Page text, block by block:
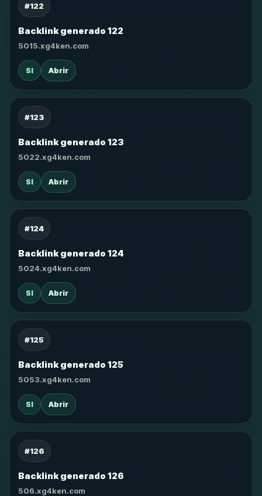
#122
Backlink generado 122
5015.xg4ken.com
SI Abrir
#123
Backlink generado 123
5022.xg4ken.com
SI Abrir
#124
Backlink generado 124
5024.xg4ken.com
SI Abrir
#125
Backlink generado 125
5053.xg4ken.com
SI Abrir
#126
Backlink generado 126
506.xg4ken.com